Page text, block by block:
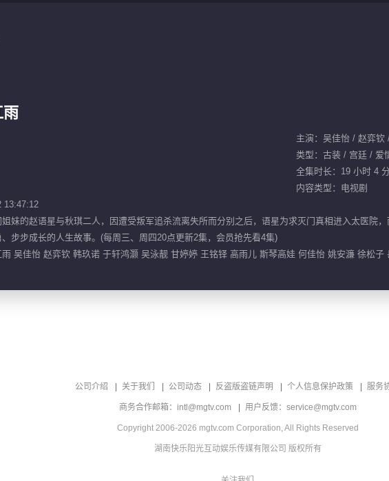
雨
类型：古装 / 宫廷 / 爱
全集时长：19 小时 4
内容类型：电视剧
13:47:12
妹的赵语星与秋琪二人，因遭受叛军追杀流离失所而分别之后，语星为求灭门真相进入太医院
步步成长的人生故事。(每周三、周四20点更新2集，会员抢先看4集)
吴佳怡 赵弈钦 韩玖诺 于轩鸿灏 吴泳靓 甘婷婷 王铭铎 高雨儿 斯琴高娃 何佳怡 姚安濂 徐松子
公司介绍 关于我们 公司动态 反盗版盗链声明 个人信息保护政策 服务
商务合作邮箱：intl@mgtv.com 用户反馈：service@mgtv.com
Copyright 2006-2026 mgtv.com Corporation, All Rights Reserved
湖南快乐阳光互动娱乐传媒有限公司 版权所有